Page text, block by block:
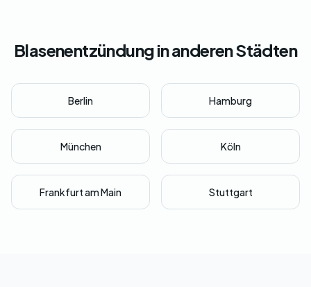
Blasenentzündung in anderen Städten
Berlin Hamburg
München Köln
Frankfurt am Main Stuttgart